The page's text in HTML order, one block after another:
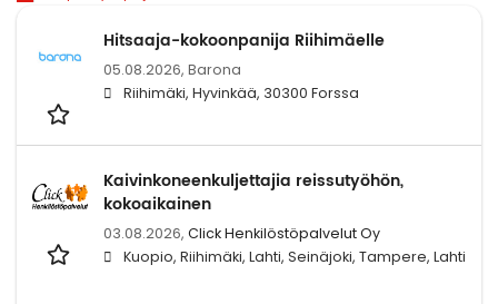
Hitsaaja-kokoonpanija Riihimäelle
05.08.2026, Barona
Riihimäki, Hyvinkää, 30300 Forssa
Kaivinkoneenkuljettajia reissutyöhön,
kokoaikainen
03.08.2026, Click Henkilöstöpalvelut Oy
Kuopio, Riihimäki, Lahti, Seinäjoki, Tampere, Lahti